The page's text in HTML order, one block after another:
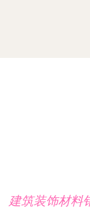
建筑装饰材料